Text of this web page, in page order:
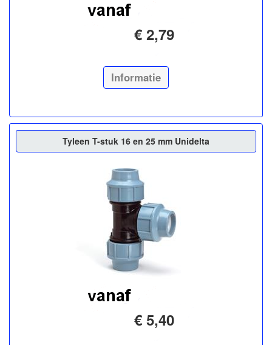
€ 2,79
Informatie
Tyleen T-stuk 16 en 25 mm Unidelta
€ 5,40